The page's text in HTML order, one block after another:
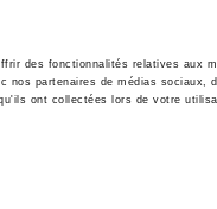
des fonctionnalités relatives aux
nos partenaires de médias sociaux,
ont collectées lors de votre
History